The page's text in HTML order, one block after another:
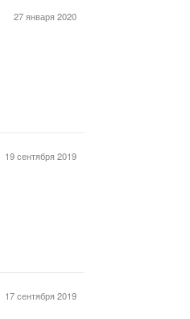
27 января 2020
19 сентября 2019
17 сентября 2019